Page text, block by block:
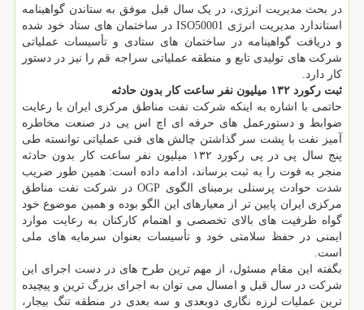
در بحث مدیریت انرژی، در یک سال قبل موفق به ستاندن گواهینامه
استاندارد مدیریت انرژی ISO50001 در ساختمان های ستاد خود شده
و دریافت گواهینامه در ساختمان های ستادی و تأسیسات عملیاتی
شرکت های تولیدی تابع و منطقه عملیاتی سراجه قم را نیز در دستور
کار دارد.
ثبت رکورد ۱۳۲ میلیون نفر ساعت کار بدون حادثه
حاتمی با اشاره به اینکه شرکت نفت مناطق مرکزی ایران با رعایت
ضوابط و دستورعمل های حرفه ای اچ اس یی در صنعت مخاطره
آمیز نفت با پشت سر گذاشتن چالش های فنی عملیاتی توانسته طی
پنج سال پی در پی رکورد ۱۳۲ میلیون نفر ساعت کار بدون حادثه
منجر به فوت را به ثبت برساند، ادامه داده است: همین طور ضریب
شدت حوادث پرسنلی برمبنای الگوی OGP در شرکت نفت مناطق
مرکزی ایران پایین تر از معیارهای این الگو بوده و همین موضوع خود
گواه ظرفیت های بالای تخصصی و اهتمام کارکنان به رعایت موارد
ایمنی در حفظ سلامتی خود و تأسیسات بعنوان سرمایه های ملی
است.
بگفته این مقام مسئول، از مهم ترین طرح های در دست اجرای این
شرکت در سال قبل و امسال می توان به اجرای بزرگ ترین و پیچیده
ترین عملیات لرزه نگاری دوبعدی و سه بعدی در منطقه تنگ بیجار،